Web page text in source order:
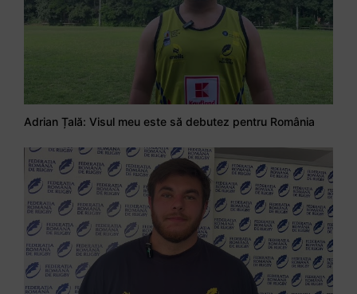
Adrian Țală: Visul meu este să debutez pentru România